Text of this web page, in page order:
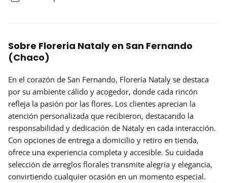
Sobre Floreria Nataly en San Fernando
(Chaco)
En el corazón de San Fernando, Florería Nataly se destaca
por su ambiente cálido y acogedor, donde cada rincón
refleja la pasión por las flores. Los clientes aprecian la
atención personalizada que recibieron, destacando la
responsabilidad y dedicación de Nataly en cada interacción.
Con opciones de entrega a domicilio y retiro en tienda,
ofrece una experiencia completa y accesible. Su cuidada
selección de arreglos florales transmite alegría y elegancia,
convirtiendo cualquier ocasión en un momento especial.